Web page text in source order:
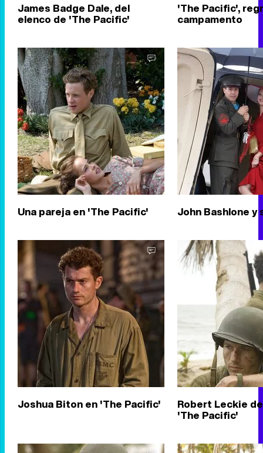
James Badge Dale, del
elenco de 'The Pacific'
'The Pacific',
campamento
Una pareja en 'The Pacific' John Bashlone y
Joshua Biton en 'The Pacific' Robert Leckie
'The Pacific'